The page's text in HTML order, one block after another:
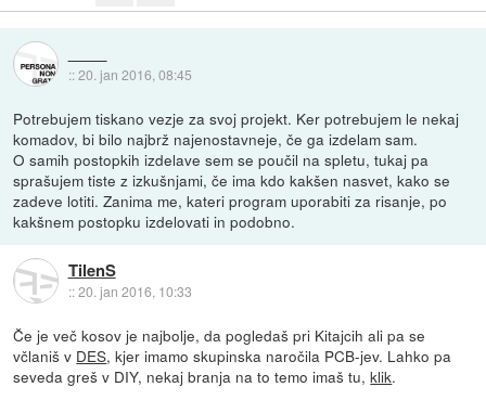
::20. jan 2016, 08:45
Potrebujem tiskano vezje za svoj projekt. Ker potrebujem le nekaj
komadov, bi bilo najbrž najenostavneje, če ga izdelam sam.
O samih postopkih izdelave sem se poučil na spletu, tukaj pa
sprašujem tiste z izkušnjami, če ima kdo kakšen nasvet, kako se
zadeve lotiti. Zanima me, kateri program uporabiti za risanje, po
kakšnem postopku izdelovati in podobno.
TilenS
::20. jan 2016, 10:33
Če je več kosov je najbolje, da pogledaš pri Kitajcih ali pa se
včlaniš v DES, kjer imamo skupinska naročila PCB-jev. Lahko pa
seveda greš v DIY, nekaj branja na to temo imaš tu,klik.